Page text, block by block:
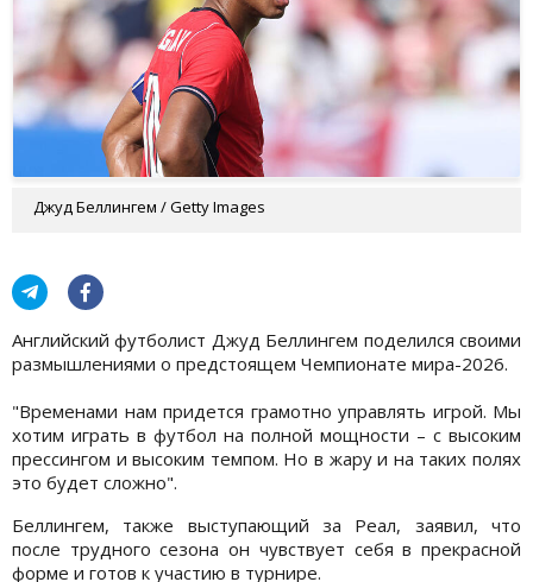
Джуд Беллингем / Getty Images
Английский футболист Джуд Беллингем поделился своими
размышлениями о предстоящем Чемпионате мира-2026.
"Временами нам придется грамотно управлять игрой. Мы
хотим играть в футбол на полной мощности – с высоким
прессингом и высоким темпом. Но в жару и на таких полях
это будет сложно".
Беллингем, также выступающий за Реал, заявил, что
после трудного сезона он чувствует себя в прекрасной
форме и готов к участию в турнире.